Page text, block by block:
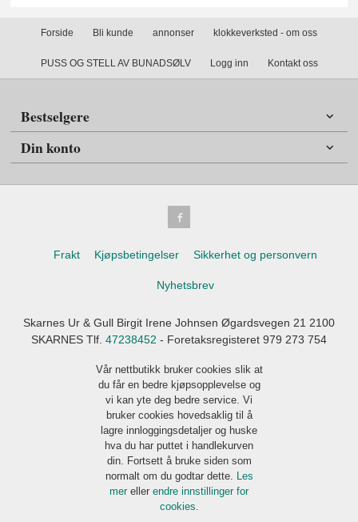
Forside Bli kunde annonser klokkeverksted - om oss
PUSS OG STELL AV BUNADSØLV Logg inn Kontakt oss
Bestselgere
Din konto
Frakt Kjøpsbetingelser Sikkerhet og personvern
Nyhetsbrev
Skarnes Ur & Gull Birgit Irene Johnsen Øgardsvegen 21 2100
SKARNES Tlf. 47238452 - Foretaksregisteret 979 273 754
Vår nettbutikk bruker cookies slik at
du får en bedre kjøpsopplevelse og
vi kan yte deg bedre service. Vi
bruker cookies hovedsaklig til å
lagre innloggingsdetaljer og huske
hva du har puttet i handlekurven
din. Fortsett å bruke siden som
normalt om du godtar dette. Les
mer eller endre innstillinger for
cookies.